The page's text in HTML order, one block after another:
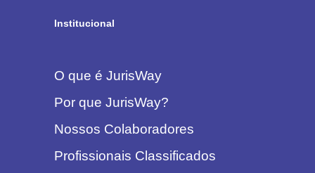
Institucional
O que é JurisWay
Por que JurisWay?
Nossos Colaboradores
Profissionais Classificados